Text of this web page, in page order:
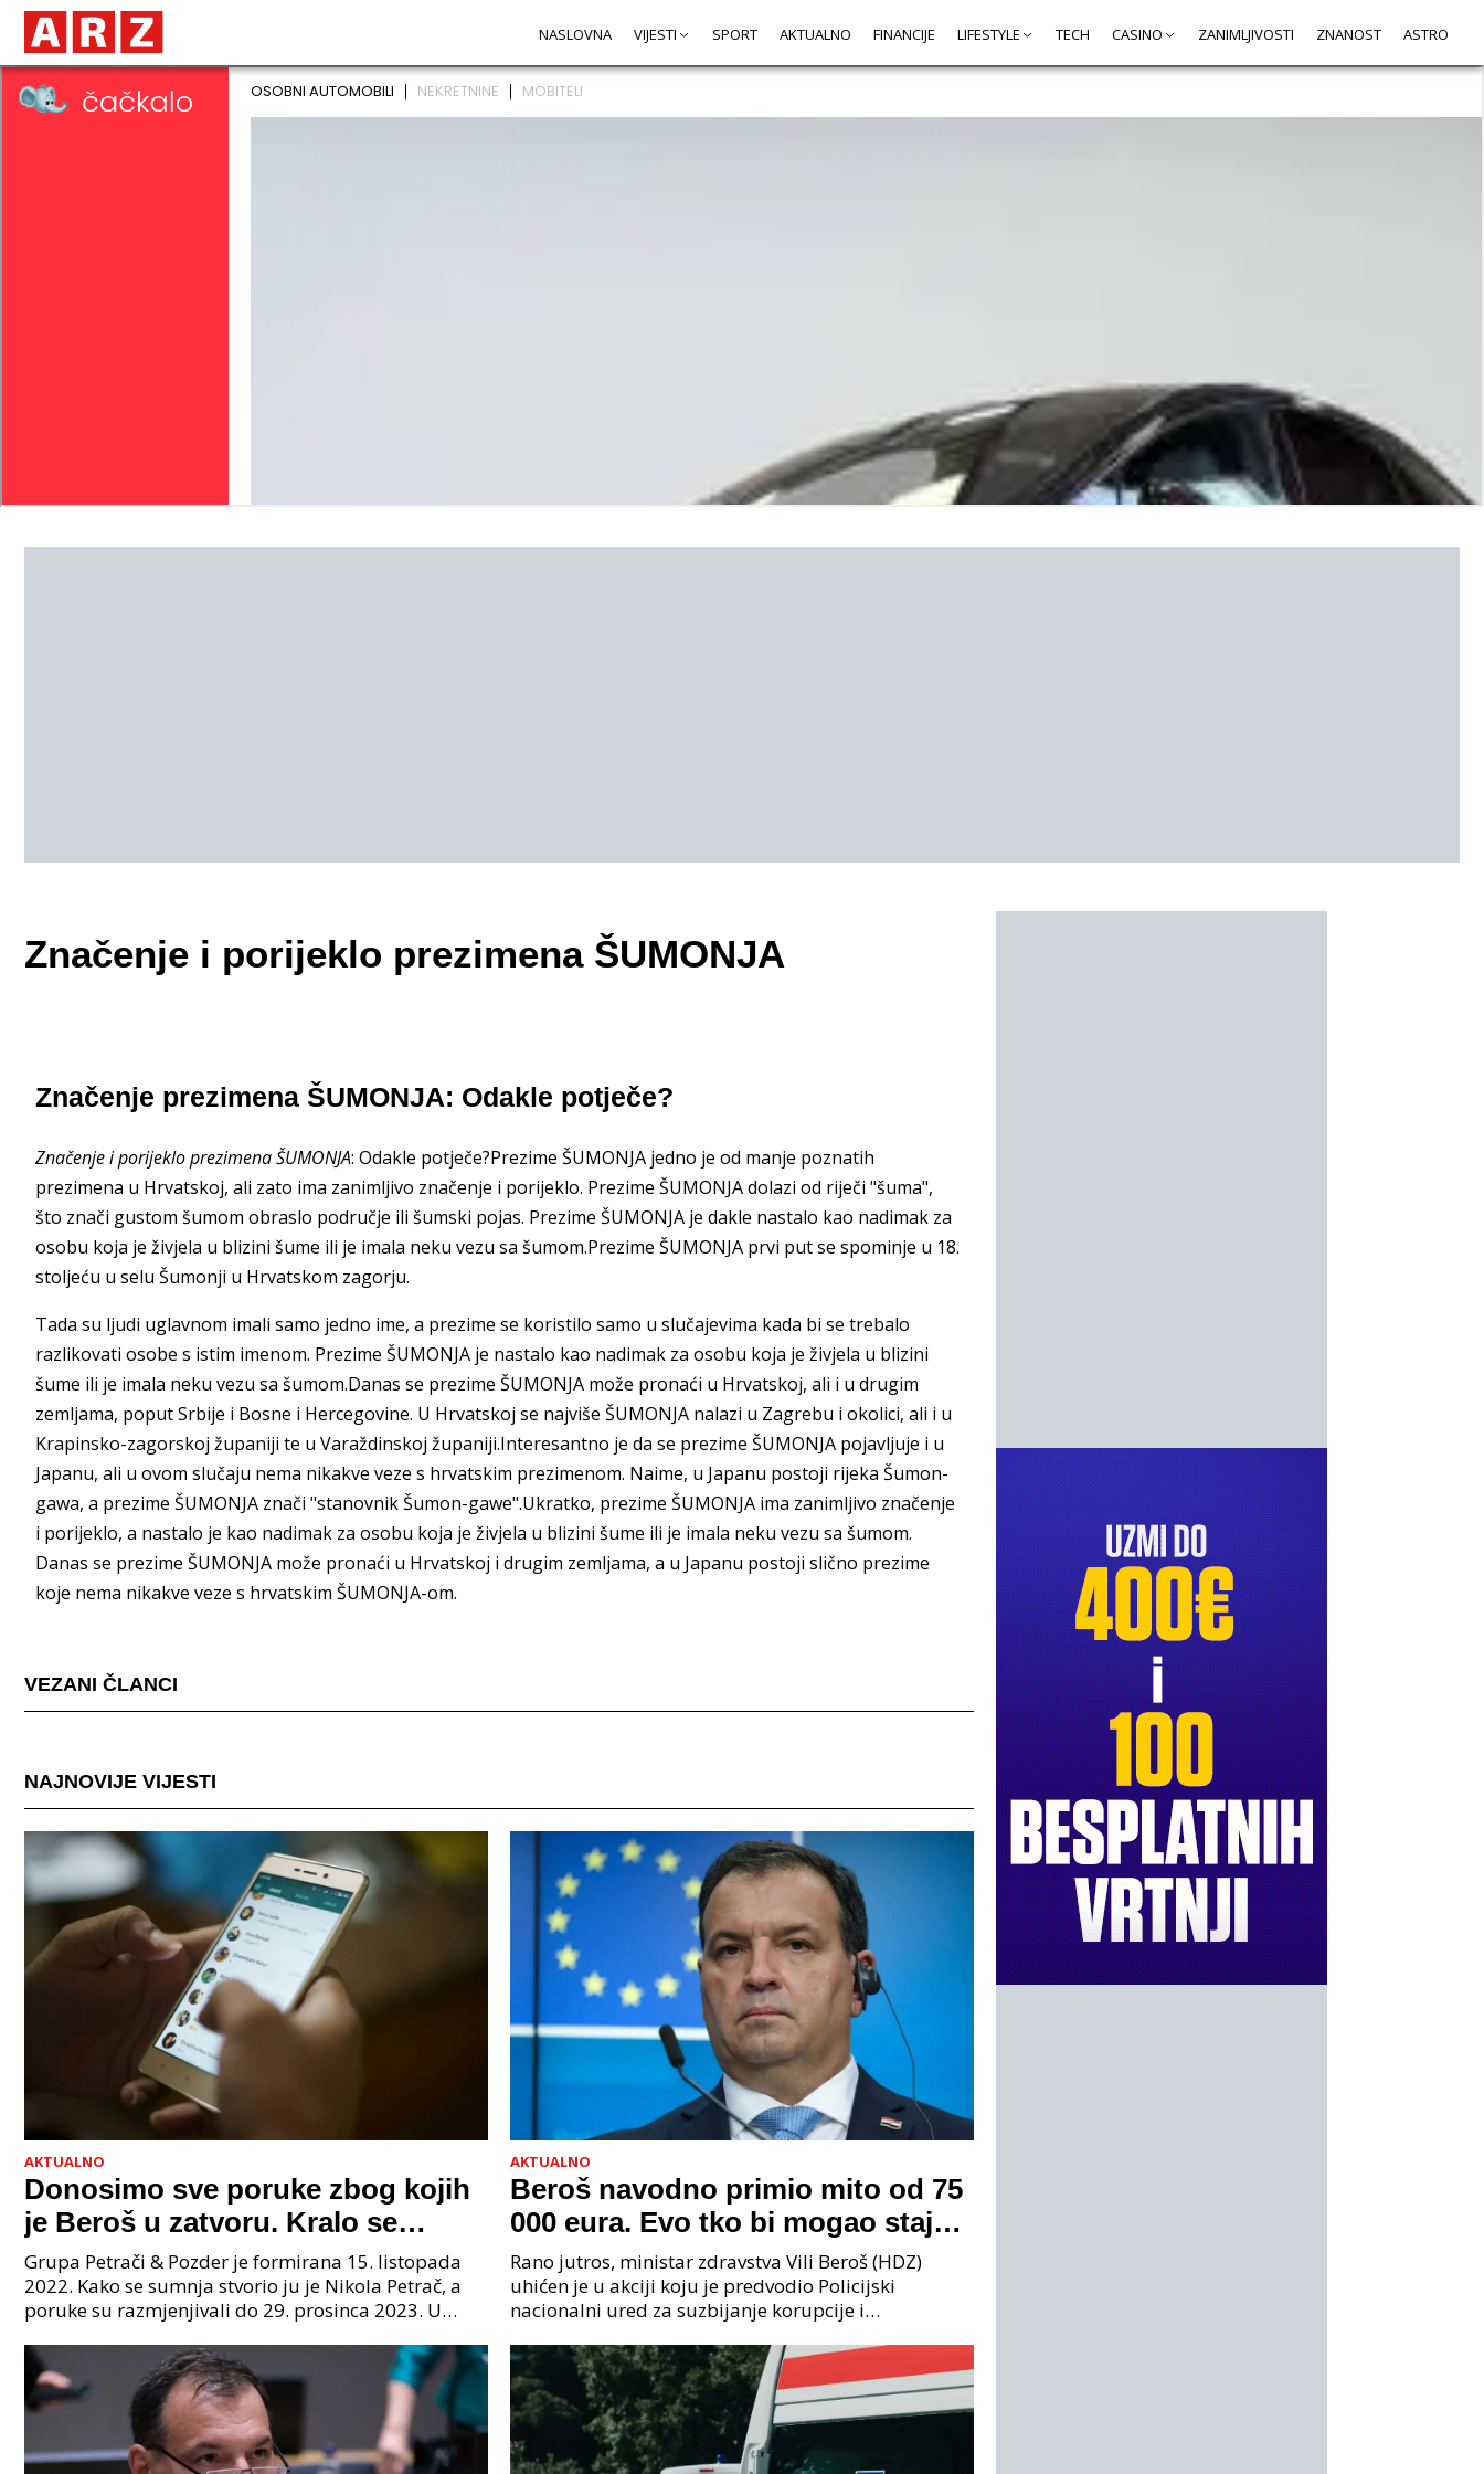
NASLOVNA VIJESTI SPORT AKTUALNO FINANCIJE LIFESTYLE TECH CASINO ZANIMLJIVOSTI ZNANOST ASTRO
Značenje i porijeklo prezimena ŠUMONJA
Značenje prezimena ŠUMONJA: Odakle potječe?
Značenje i porijeklo prezimena ŠUMONJA: Odakle potječe?Prezime ŠUMONJA jedno je od manje poznatih
prezimena u Hrvatskoj, ali zato ima zanimljivo značenje i porijeklo. Prezime ŠUMONJA dolazi od riječi "šuma",
što znači gustom šumom obraslo područje ili šumski pojas. Prezime ŠUMONJA je dakle nastalo kao nadimak za
osobu koja je živjela u blizini šume ili je imala neku vezu sa šumom.Prezime ŠUMONJA prvi put se spominje u 18.
stoljeću u selu Šumonji u Hrvatskom zagorju.
Tada su ljudi uglavnom imali samo jedno ime, a prezime se koristilo samo u slučajevima kada bi se trebalo
razlikovati osobe s istim imenom. Prezime ŠUMONJA je nastalo kao nadimak za osobu koja je živjela u blizini
šume ili je imala neku vezu sa šumom.Danas se prezime ŠUMONJA može pronaći u Hrvatskoj, ali i u drugim
zemljama, poput Srbije i Bosne i Hercegovine. U Hrvatskoj se najviše ŠUMONJA nalazi u Zagrebu i okolici, ali i u
Krapinsko-zagorskoj županiji te u Varaždinskoj županiji.Interesantno je da se prezime ŠUMONJA pojavljuje i u
Japanu, ali u ovom slučaju nema nikakve veze s hrvatskim prezimenom. Naime, u Japanu postoji rijeka Šumon-
gawa, a prezime ŠUMONJA znači "stanovnik Šumon-gawe".Ukratko, prezime ŠUMONJA ima zanimljivo značenje
i porijeklo, a nastalo je kao nadimak za osobu koja je živjela u blizini šume ili je imala neku vezu sa šumom.
Danas se prezime ŠUMONJA može pronaći u Hrvatskoj i drugim zemljama, a u Japanu postoji slično prezime
koje nema nikakve veze s hrvatskim ŠUMONJA-om.
VEZANI ČLANCI
NAJNOVIJE VIJESTI
AKTUALNO
Donosimo sve poruke zbog kojih
je Beroš u zatvoru. Kralo se
godinama. Tko će iz vlade biti
sljedeći uhićen?
Grupa Petrači & Pozder je formirana 15. listopada
2022. Kako se sumnja stvorio ju je Nikola Petrač, a
poruke su razmjenjivali do 29. prosinca 2023. U
AKTUALNO
Beroš navodno primio mito od 75
000 eura. Evo tko bi mogao stajati
na čelu zločinačkog udruženja
Rano jutros, ministar zdravstva Vili Beroš (HDZ)
uhićen je u akciji koju je predvodio Policijski
nacionalni ured za suzbijanje korupcije i
priopćenju USKOK